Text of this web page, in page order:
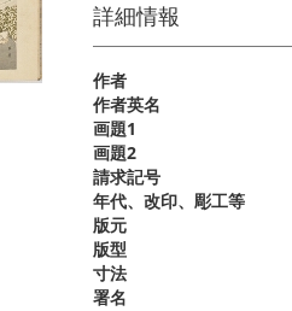
詳細情報
作者
作者英名
画題1
画題2
請求記号
年代、改印、彫工等
版元
版型
寸法
署名